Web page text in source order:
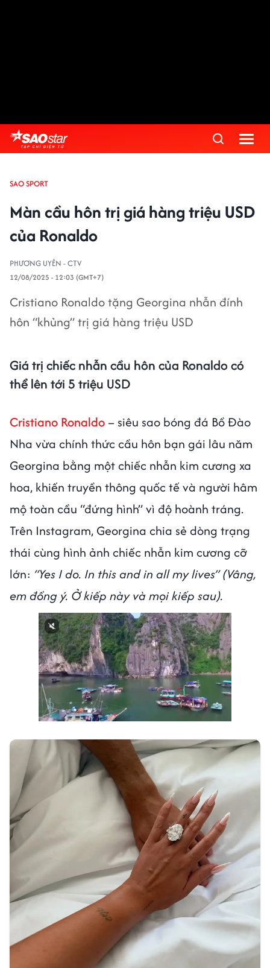
SAO SPORT
Màn cầu hôn trị giá hàng triệu USD
của Ronaldo
PHƯƠNG UYÊN - CTV
12/08/2025 - 12:03 (GMT+7)
Cristiano Ronaldo tặng Georgina nhẫn đính
hôn “khủng” trị giá hàng triệu USD
Giá trị chiếc nhẫn cầu hôn của Ronaldo có
thể lên tới 5 triệu USD
Cristiano Ronaldo – siêu sao bóng đá Bồ Đào
Nha vừa chính thức cầu hôn bạn gái lâu năm
Georgina bằng một chiếc nhẫn kim cương xa
hoa, khiến truyền thông quốc tế và người hâm
mộ toàn cầu “đứng hình” vì độ hoành tráng.
Trên Instagram, Georgina chia sẻ dòng trạng
thái cùng hình ảnh chiếc nhẫn kim cương cỡ
lớn: “Yes I do. In this and in all my lives” (Vâng,
em đồng ý. Ở kiếp này và mọi kiếp sau).
Next video in 3 Cancel